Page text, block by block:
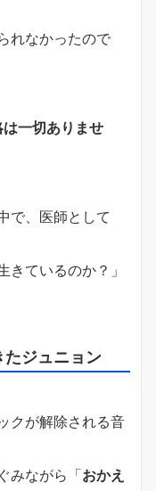
れなかったので
一切ありませ
で、医師として
ているのか？」
ジュニョン
クが解除される音
みながら「おかえ